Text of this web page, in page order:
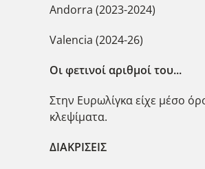
Andorra (2023-2024)
Valencia (2024-26)
Οι φετινοί αριθμοί του...
Στην Ευρωλίγκα είχε μέσο
κλεψίματα.
ΔΙΑΚΡΙΣΕΙΣ